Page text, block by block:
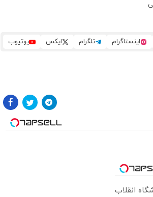
اینستاگرام تلگرام ایکس یوتیوب